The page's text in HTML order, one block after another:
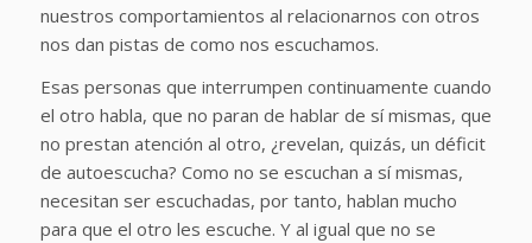
nuestros comportamientos al relacionarnos con otros
nos dan pistas de como nos escuchamos.
Esas personas que interrumpen continuamente cuando
el otro habla, que no paran de hablar de sí mismas, que
no prestan atención al otro, ¿revelan, quizás, un déficit
de autoescucha? Como no se escuchan a sí mismas,
necesitan ser escuchadas, por tanto, hablan mucho
para que el otro les escuche. Y al igual que no se